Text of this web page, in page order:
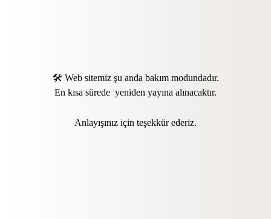
🛠️ Web sitemiz şu anda bakım modundadır.
En kısa sürede yeniden yayına alınacaktır.
Anlayışınız için teşekkür ederiz.